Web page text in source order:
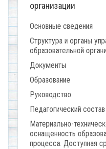
организации
Основные сведения
Структура и органы
образовательной
Документы
Образование
Руководство
Педагогический состав
Материально-
оснащенность
процесса. Доступная